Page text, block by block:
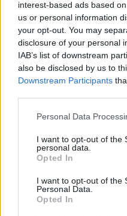
interest-based ads based
us or personal information
your opt-out. You may
disclosure of your personal
IAB’s list of downstream
also be disclosed by us to
Downstream Participants
Personal Data
I want to opt-out of the
personal data.
Opted In
I want to opt-out of the
Personal Data.
Opted In